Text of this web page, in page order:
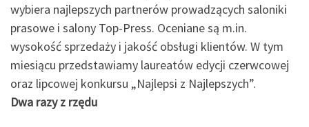
wybiera najlepszych partnerów prowadzących saloniki
prasowe i salony Top-Press. Oceniane są m.in.
wysokość sprzedaży i jakość obsługi klientów. W tym
miesiącu przedstawiamy laureatów edycji czerwcowej
oraz lipcowej konkursu „Najlepsi z Najlepszych”.
Dwa razy z rzędu